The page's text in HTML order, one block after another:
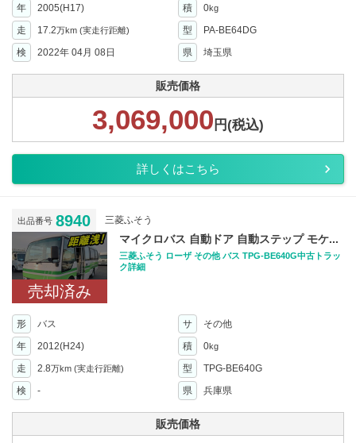
年
2005(H17) 積 0kg
走 17.2万km (実走行距離) 型
PA-BE64DG
検
2022年 04月 08日 県 埼玉県
販売価格
3,069,000 円(税込)
詳しくはこちら
出品番号 8940 三菱ふそう
売却済み
マイクロバス 自動ドア 自動ステップ モケ...
三菱ふそう ローザ その他 バス TPG-BE640G中古トラッ
ク詳細
形 バス サ
その他
年
2012(H24) 積 0kg
走 2.8万km (実走行距離) 型
TPG-BE640G
検
- 県 兵庫県
販売価格